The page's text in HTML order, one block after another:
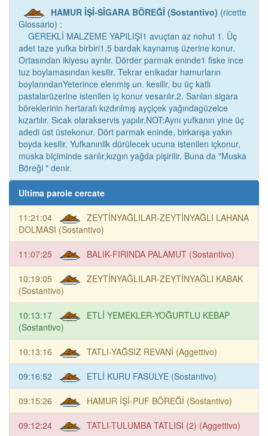
HAMUR İŞİ-SİGARA BÖREĞİ (Sostantivo) (ricette
Glossario) :
GEREKLİ MALZEME YAPILIŞI1 avuçtan az nohut 1. Üç
adet taze yufka birbiri1.5 bardak kaynamış üzerine konur.
Ortasından ikiyesu ayrılır. Dörder parmak eninde1 fiske ince
tuz boylamasından kesilir. Tekrar enikadar hamurların
boylarındanYeterince elenmiş un. kesilir, bu üç katlı
pastalarüzerine istenilen iç konur vesarılır.2. Sarılan sigara
böreklerinin hertarafı kızdırılmış ayçiçek yağındagüzelce
kızartılır. Sıcak olarakservis yapılır.NOT:Aynı yufkanın yine üç
adedi üst üstekonur. Dört parmak eninde, birkarışa yakın
boyda kesilir. Yufkanınilk dürülecek ucuna istenilen içkonur,
muska biçiminde sarılır,kızgın yağda pişirilir. Buna da "Muska
Böreği " denir.
Ultima parole cercate
11:21:04
ZEYTİNYAĞLILAR-ZEYTİNYAĞLI LAHANA
DOLMASI (Sostantivo)
11:07:25 BALIK-FIRINDA PALAMUT (Sostantivo)
10:19:05
ZEYTİNYAĞLILAR-ZEYTİNYAĞLI KABAK
(Sostantivo)
10:13:17
ETLİ YEMEKLER-YOĞURTLU KEBAP
(Sostantivo)
10:13:16 TATLI-YAĞSIZ REVANİ (Aggettivo)
09:16:52 ETLİ KURU FASULYE (Sostantivo)
09:15:26 HAMUR İŞİ-PUF BÖREĞİ (Sostantivo)
09:12:24 TATLI-TULUMBA TATLISI (2) (Aggettivo)